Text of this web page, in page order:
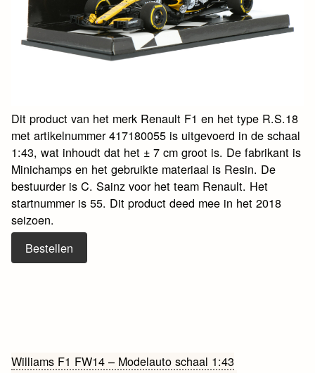
Dit product van het merk Renault F1 en het type R.S.18
met artikelnummer 417180055 is uitgevoerd in de schaal
1:43, wat inhoudt dat het ± 7 cm groot is. De fabrikant is
Minichamps en het gebruikte materiaal is Resin. De
bestuurder is C. Sainz voor het team Renault. Het
startnummer is 55. Dit product deed mee in het 2018
seizoen.
Bestellen
Bericht
Williams F1 FW14 – Modelauto schaal 1:43